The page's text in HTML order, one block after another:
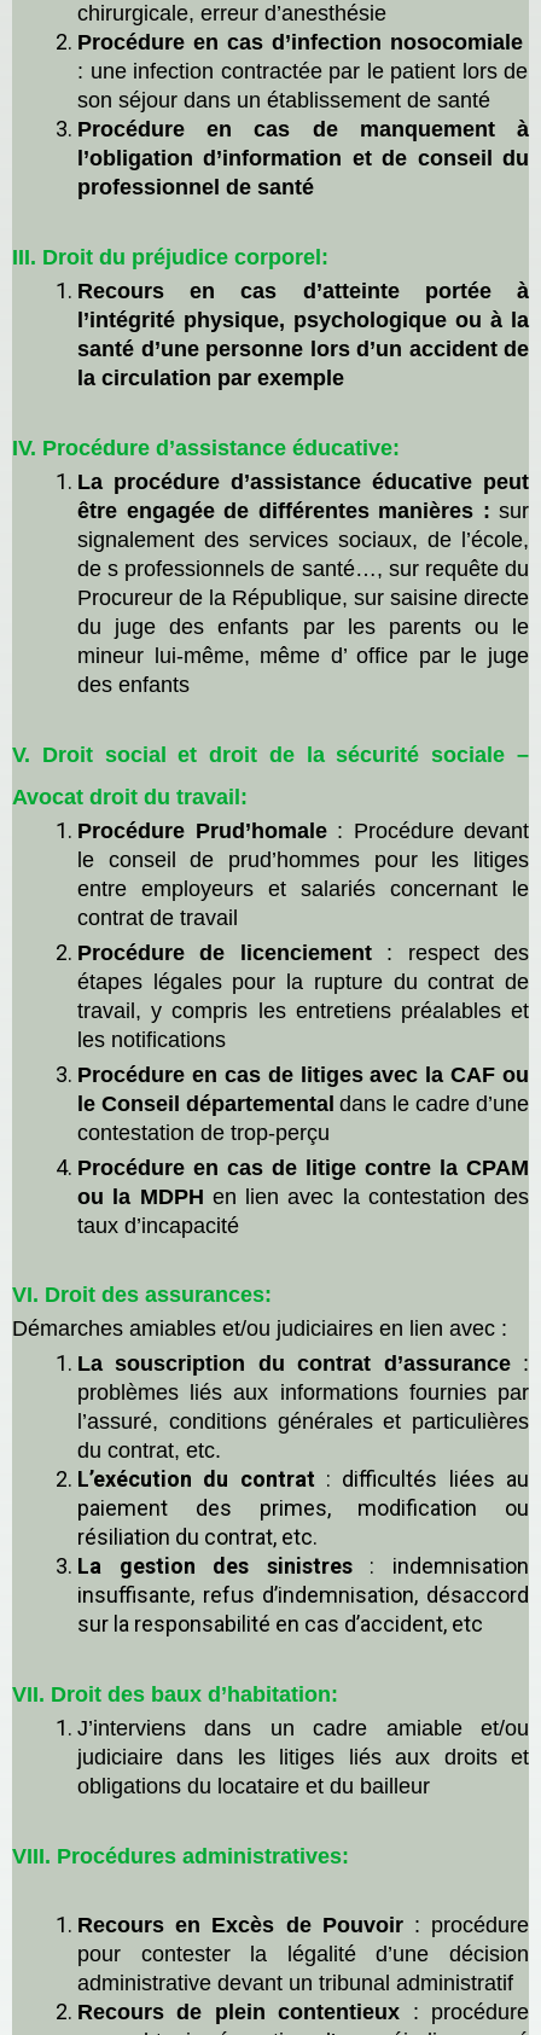
chirurgicale, erreur d’anesthésie
Procédure en cas d’infection nosocomiale
: une infection contractée par le patient lors de
son séjour dans un établissement de santé
Procédure en cas de manquement à
l’obligation d’information et de conseil du
professionnel de santé
III. Droit du préjudice corporel:
Recours en cas d’atteinte portée à
l’intégrité physique, psychologique ou à la
santé d’une personne lors d’un accident de
la circulation par exemple
IV. Procédure d’assistance éducative:
La procédure d’assistance éducative peut
être engagée de différentes manières : sur
signalement des services sociaux, de l’école,
des professionnels de santé…, sur requête du
Procureur de la République, sur saisine directe
du juge des enfants par les parents ou le
mineur lui-même, même d’office par le juge
des enfants
V. Droit socialet droit de la sécurité sociale –
Avocat droit du travail:
Procédure Prud’homale: Procédure devant
le conseil de prud’hommes pour les litiges
entre employeurs et salariés concernant le
contrat de travail
Procédure de
icenciement: respect des
étapes légales pour la rupture du contrat de
travail, y compris les entretiens préalables et
les notifications
Procédure en cas de litiges avec la CAF ou
le Conseil départemental dans le cadre d’une
contestation de trop-perçu
Procédure en cas de litige contre la CPAM
ou la MDPH en lien avec la contestation des
taux d’incapacité
VI. Droit des assurances:
Démarches amiables et/ou judiciaires en lien avec :
La souscription du contrat d’assurance:
problèmes liés aux informations fournies par
l’assuré, conditions générales et particulières
du contrat, etc.
L’exécution du contrat : difficultés liées au
paiement des primes, modification ou
résiliation du contrat, etc.
La gestion des sinistres: indemnisation
insuffisante, refus d’indemnisation, désaccord
sur la responsabilité en cas d’accident, etc
VII. Droit des baux d’habitation:
J’interviens dans un cadre amiable et/ou
judiciaire dans les litiges liés aux droits et
obligations du locataire et du bailleur
VIII. Procédures administratives:
Recours en Excès de Pouvoir: procédure
pour contester la légalité d’une décision
administrative devant un tribunal administratif
Recours de pleincontentieux : procédure